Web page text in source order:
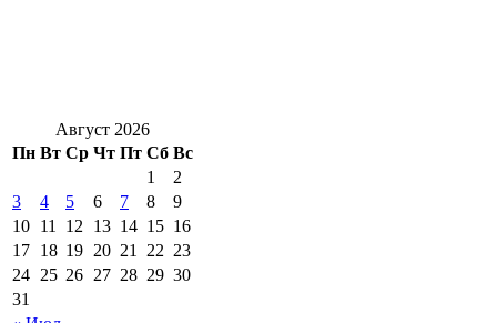
Август 2026
Пн Вт Ср Чт Пт Сб Вс
1
2
3
4 5 6 7 8
9
10 11 12 13 14 15 16
17 18 19 20 21 22 23
24 25 26 27 28 29 30
31